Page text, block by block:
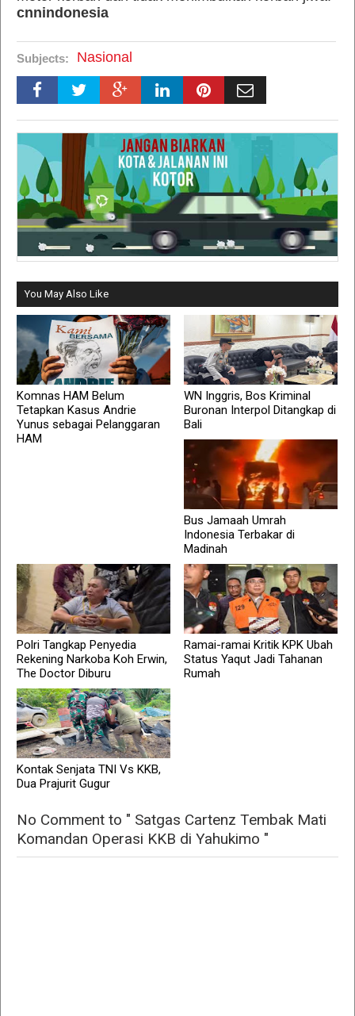
cnnindonesia
Subjects: Nasional
You May Also Like
Komnas HAM Belum
Tetapkan Kasus Andrie
Yunus sebagai Pelanggaran
HAM
WN Inggris, Bos Kriminal
Buronan Interpol Ditangkap di
Bali
Bus Jamaah Umrah
Indonesia Terbakar di
Madinah
Polri Tangkap Penyedia
Rekening Narkoba Koh Erwin,
The Doctor Diburu
Ramai-ramai Kritik KPK Ubah
Status Yaqut Jadi Tahanan
Rumah
Kontak Senjata TNI Vs KKB,
Dua Prajurit Gugur
No Comment to " Satgas Cartenz Tembak Mati
Komandan Operasi KKB di Yahukimo "